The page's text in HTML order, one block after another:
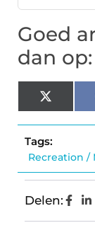
Goed
dan op:
X
Tags:
Recreation /
Delen: